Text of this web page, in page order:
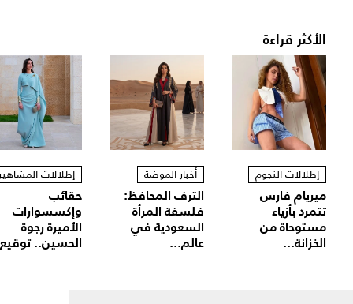
الأكثر قراءة
إطلالات النجوم
ميريام فارس
تتمرد بأزياء
مستوحاة من
الخزانة...
أخبار الموضة
الترف المحافظ:
فلسفة المرأة
السعودية في
عالم...
إطلالات
حقائب
وإكسسوارات
الأميرة رجوة
الحسين..